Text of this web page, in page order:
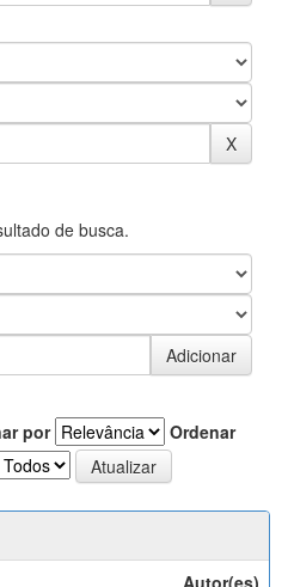
de busca.
por
Ordenar
Autor(es)